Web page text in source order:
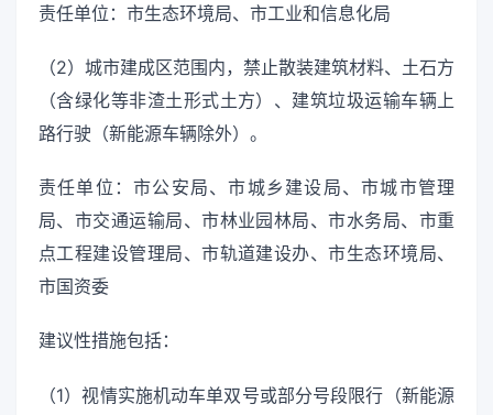
责任单位：市生态环境局、市工业和信息化局
（2）城市建成区范围内，禁止散装建筑材料、土石方
（含绿化等非渣土形式土方）、建筑垃圾运输车辆上
路行驶（新能源车辆除外）。
责任单位：市公安局、市城乡建设局、市城市管理
局、市交通运输局、市林业园林局、市水务局、市重
点工程建设管理局、市轨道建设办、市生态环境局、
市国资委
建议性措施包括：
（1）视情实施机动车单双号或部分号段限行（新能源